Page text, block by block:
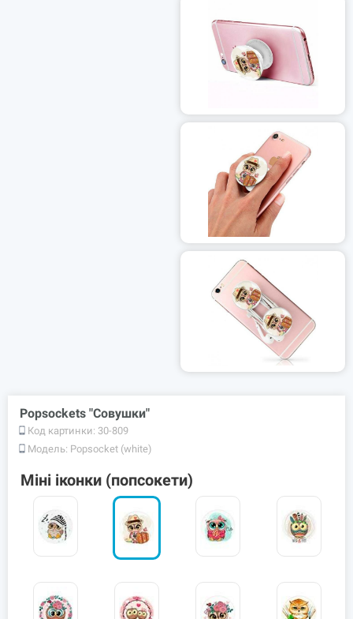
Popsockets "Совушки"
Код картинки: 30-809
Модель: Popsocket (white)
Міні іконки (попсокети)